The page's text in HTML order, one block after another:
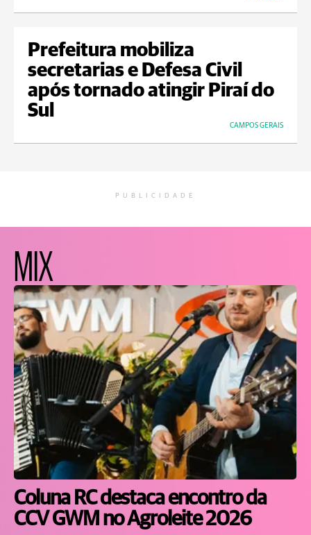
Prefeitura mobiliza
secretarias e Defesa Civil
após tornado atingir Piraí do
Sul
CAMPOS GERAIS
PUBLICIDADE
MIX
Coluna RC destaca encontro da
CCV GWM no Agroleite 2026